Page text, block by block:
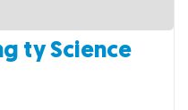
ty Science